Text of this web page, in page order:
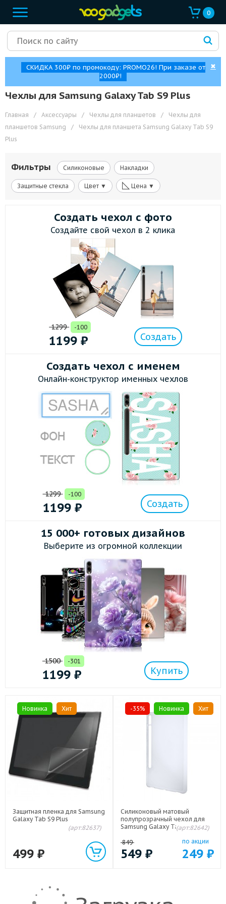
0
СКИДКА 300₽ по промокоду: PROMO26! При заказе от
2000₽!
✖
Чехлы для Samsung Galaxy Tab S9 Plus
Главная / Аксессуары / Чехлы для планшетов /
Чехлы для
планшетов Samsung
/
Чехлы для планшета Samsung Galaxy Tab S9
Plus
Фильтры Силиконовые Накладки
Защитные стекла Цвет ▼ ◺ Цена ▼
Создать чехол с фото
Создайте свой чехол в 2 клика
1299 -100
1199₽ Создать
Создать чехол с именем
Онлайн-конструктор именных чехлов
1299 -100
1199 ₽ Создать
15 000+ готовых дизайнов
Выберите из огромной коллекции
1500 -301
1199 ₽ Купить
Новинка Хит
Защитная пленка для Samsung
Galaxy Tab S9 Plus
(арт:82637)
499 ₽
-35% Новинка Хит
Силиконовый матовый
полупрозрачный чехол для
Samsung Galaxy Tab S9 Plus
(арт:82642)
849
549 ₽
по акции
249 ₽